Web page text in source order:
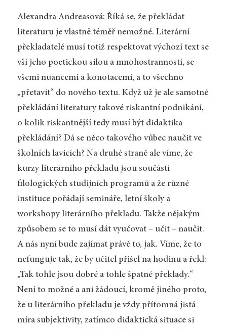
Alexandra Andreasová: Říká se, že překládat
literaturu je vlastně téměř nemožné. Literární
překladatelé musí totiž respektovat výchozí text se
vší jeho poetickou silou a mnohostranností, se
všemi nuancemi a konotacemi, a to všechno
„přetavit“ do nového textu. Když už je ale samotné
překládání literatury takové riskantní podnikání,
o kolik riskantnější tedy musí být didaktika
překládání? Dá se něco takového vůbec naučit ve
školních lavicích? Na druhé straně ale víme, že
kurzy literárního překladu jsou součástí
filologických studijních programů a že různé
instituce pořádají semináře, letní školy a
workshopy literárního překladu. Takže nějakým
způsobem se to musí dát vyučovat – učit – naučit.
A nás nyní bude zajímat právě to, jak. Víme, že to
nefunguje tak, že by učitel přišel na hodinu a řekl:
„Tak tohle jsou dobré a tohle špatné překlady.“
Není to možné a ani žádoucí, kromě jiného proto,
že u literárního překladu je vždy přítomná jistá
míra subjektivity, zatímco didaktická situace si